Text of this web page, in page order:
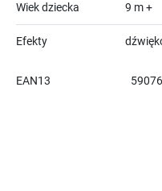
Wiek dziecka 9 m +
Efekty
EAN13